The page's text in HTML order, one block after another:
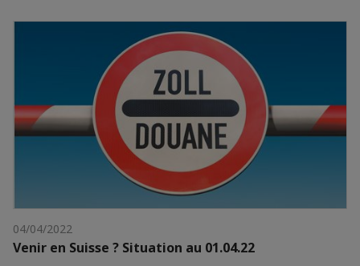
04/04/2022
Venir en Suisse ? Situation au 01.04.22